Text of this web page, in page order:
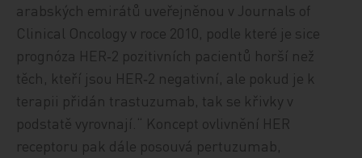
arabských emirátů uveřejněnou v Journals of
Clinical Oncology v roce 2010, podle které je sice
prognóza HER‑2 pozitivních pacientů horší než
těch, kteří jsou HER‑2 negativní, ale pokud je k
terapii přidán trastuzumab, tak se křivky v
podstatě vyrovnají.“ Koncept ovlivnění HER
receptoru pak dále posouvá pertuzumab,